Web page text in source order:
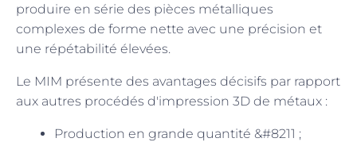
produire en série des pièces métalliques
complexes de forme nette avec une précision et
une répétabilité élevées.
Le MIM présente des avantages décisifs par rapport
aux autres procédés d'impression 3D de métaux :
Production en grande quantité &#8211 ;